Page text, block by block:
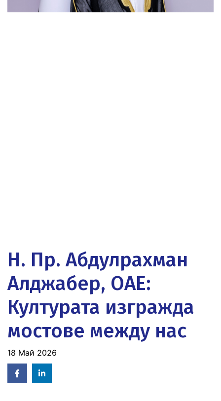
Н. Пр. Абдулрахман
Алджабер, ОАЕ:
Културата изгражда
мостове между нас
18 Май 2026
Facebook
in